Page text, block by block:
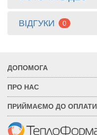
ВІДГУКИ 0
ДОПОМОГА
ПРО НАС
ПРИЙМАЄМО ДО ОПЛАТИ